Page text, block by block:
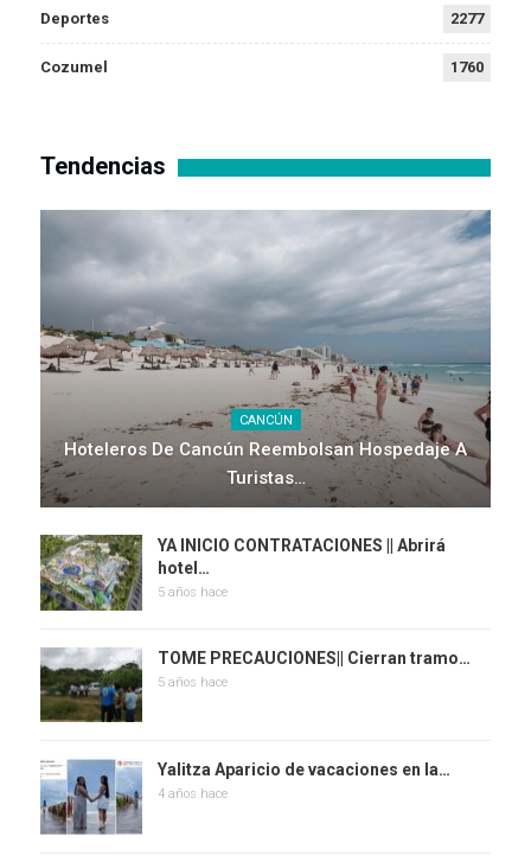
Deportes 2277
Cozumel 1760
Tendencias
CANCÚN
Hoteleros De Cancún Reembolsan Hospedaje A
Turistas…
YA INICIO CONTRATACIONES || Abrirá
hotel…
5 años hace
TOME PRECAUCIONES|| Cierran tramo…
5 años hace
Yalitza Aparicio de vacaciones en la…
4 años hace